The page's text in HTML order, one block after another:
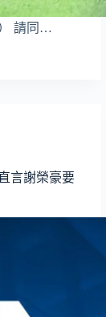
） 請同…
言謝榮豪要